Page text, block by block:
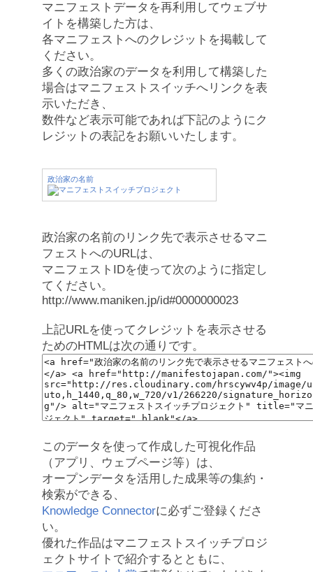
マニフェストデータを再利用してウェブサ
イトを構築した方は、
各マニフェストへのクレジットを掲載して
ください。
多くの政治家のデータを利用して構築した
場合はマニフェストスイッチへリンクを表
示いただき、
数件など表示可能であれば下記のようにク
レジットの表記をお願いいたします。
政治家の名前
政治家の名前のリンク先で表示させるマニ
フェストへのURLは、
マニフェストIDを使って次のように指定し
てください。
http://www.maniken.jp/id#0000000023
上記URLを使ってクレジットを表示させる
ためのHTMLは次の通りです。
このデータを使って作成した可視化作品
（アプリ、ウェブページ等）は、
オープンデータを活用した成果等の集約・
検索ができる、
Knowledge Connectorに必ずご登録くださ
い。
優れた作品はマニフェストスイッチプロジ
ェクトサイトで紹介するとともに、